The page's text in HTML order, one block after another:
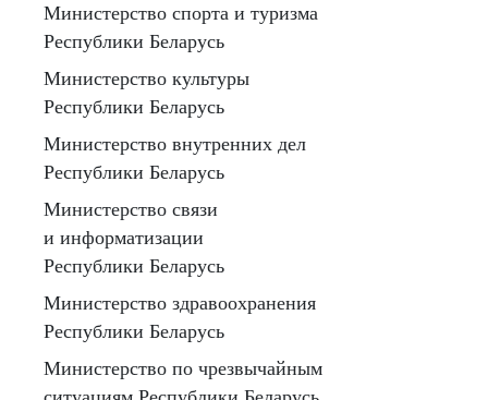
Министерство спорта и туризма
Республики Беларусь
Министерство культуры
Республики Беларусь
Министерство внутренних дел
Республики Беларусь
Министерство связи
и информатизации
Республики Беларусь
Министерство здравоохранения
Республики Беларусь
Министерство по чрезвычайным